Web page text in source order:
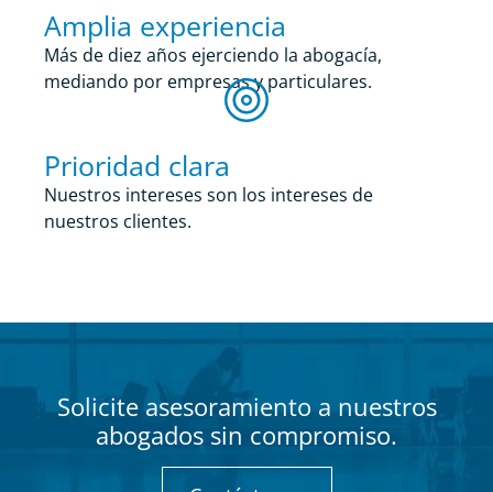
Amplia experiencia
Más de diez años ejerciendo la abogacía,
mediando por empresas y particulares.
Prioridad clara
Nuestros intereses son los intereses de
nuestros clientes.
Solicite asesoramiento a nuestros
abogados sin compromiso.